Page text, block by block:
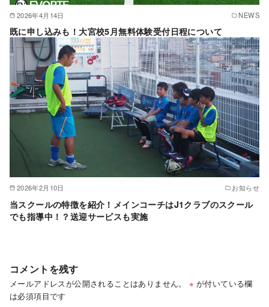
2026年4月14日 NEWS
既に申し込みも！大宮校5月無料体験受付日程について
2026年2月10日 お知らせ
当スクールの特徴を紹介！メインコーチはJ1クラブのスクール
でも指導中！？送迎サービスも実施
コメントを残す
メールアドレスが公開されることはありません。 ※ が付いている欄
は必須項目です